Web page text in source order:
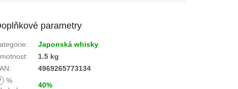
parametry
:
Japonská whisky
:
1.5 kg
:
4969265773134
%
40%